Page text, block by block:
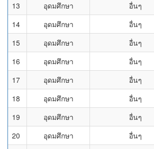
13
อุดมศึกษา อื่นๆ
14
อุดมศึกษา อื่นๆ
15
อุดมศึกษา อื่นๆ
16
อุดมศึกษา อื่นๆ
17
อุดมศึกษา อื่นๆ
18
อุดมศึกษา อื่นๆ
19
อุดมศึกษา อื่นๆ
20
อุดมศึกษา อื่นๆ